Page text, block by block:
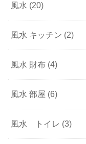
風水 (20)
風水 キッチン (2)
風水 財布 (4)
風水 部屋 (6)
風水 トイレ (3)